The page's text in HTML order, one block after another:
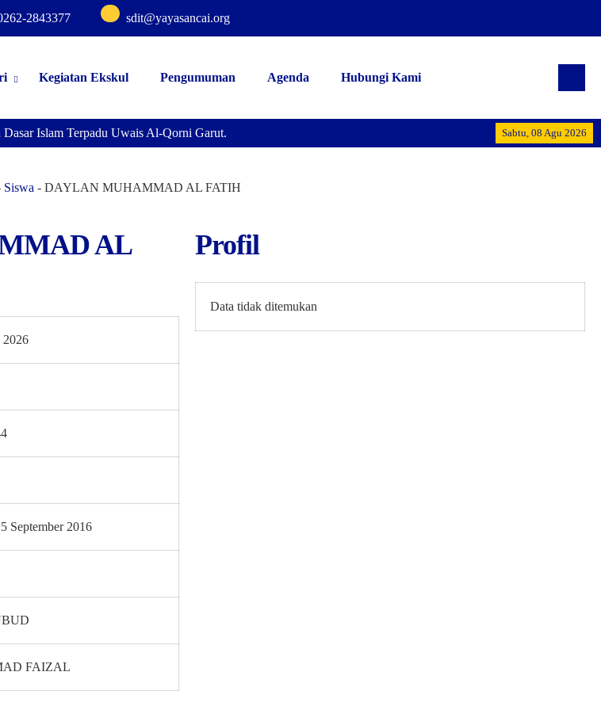
2843377 sdit@yayasancai.org
Kegiatan Ekskul Pengumuman Agenda Hubungi Kami
Sabtu, 08 Agu 2026
Islam Terpadu Uwais Al-Qorni Garut.
Siswa - DAYLAN MUHAMMAD AL FATIH
AL
2026
September 2016
FAIZAL
Profil
Data tidak ditemukan